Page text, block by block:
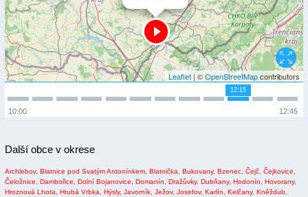
Leaflet | ©OpenStreetMapcontributors
12:15
12:45
10:00
Další obce v okrese
Archlebov, Blatnice pod Svatým Antonínkem, Blatnička, Bukovany, Bzenec, Čejč, Čejkovice,
Čeložnice,
Dambořice, Dolní Bojanovice, Domanín, Dražůvky, Dubňany, Hodonín,
Hovorany,
Hroznová Lhota,
Hrubá Vrbka, Hýsly, Javorník, Ježov, Josefov, Karlín, Kelčany, Kněždub,